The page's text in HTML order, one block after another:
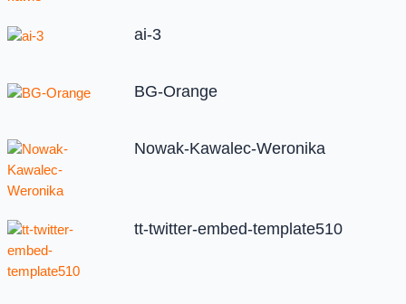
ai-3
BG-Orange
Nowak-Kawalec-Weronika
tt-twitter-embed-template510